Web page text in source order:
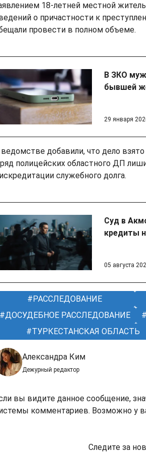
18-летней местной
о причастности к
провести в полном объеме.
В ЗКО
бывшей
29 января
добавили, что дело
полицейских областного ДП
служебного долга.
Суд в
кредиты
05 августа
РАССЛЕДОВАНИЕ
ДОСУДЕБНОЕ РАССЛЕДОВАНИЕ
ТУРКЕСТАНСКАЯ ОБЛАСТЬ
Александра Ким
Дежурный редактор
вы видите данное сообщение,
комментариев. Возможно у
Следите за